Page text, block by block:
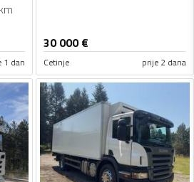
1 dan
30 000€
Cetinje prije 2 dana